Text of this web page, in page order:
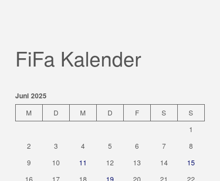
FiFa Kalender
Juni 2025
M D M D F S
S
1
2
3 4 5 6 7
8
9
10 11 12 13 14
15
16
17 18 19 20 21
22